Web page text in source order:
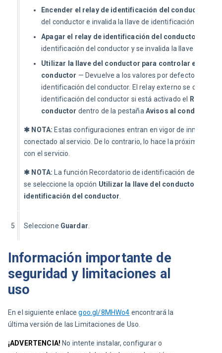
Encender el relay de identificación del conductor
del conductor e invalida la llave de identificación del
Apagar el relay de identificación del conductor
identificación del conductor y se invalida la llave de
Utilizar la llave del conductor para controlar el relay
conductor — Devuelve a los valores por defecto en los
identificación del conductor. El relay externo se
identificación del conductor si está activado el
conductor dentro de la pestaña Avisos al conductor
✱ NOTA: Estas configuraciones entran en vigor de inmediato
conectado al servicio. De lo contrario, lo hace la próxima vez
con el servicio.
✱ NOTA:
La función Recordatorio de identificación del
se seleccione la opción Utilizar la llave del conductor para
identificación del conductor
5 Seleccione Guardar
Información importante de
seguridad y limitaciones al
uso
En el siguiente enlace goo.gl/8MHWo4 encontrará la
última versión de las Limitaciones de Uso.
¡ADVERTENCIA! No intente instalar, configurar o